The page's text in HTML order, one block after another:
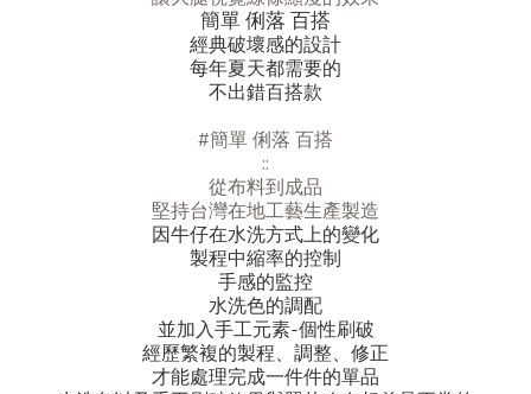
簡單 俐落 百搭
經典破壞感的設計
每年夏天都需要的
不出錯百搭款
#簡單 俐落 百搭
::
從布料到成品
堅持台灣在地工藝生產製造
因牛仔在水洗方式上的變化
製程中縮率的控制
手感的監控
水洗色的調配
並加入手工元素-個性刷破
經歷繁複的製程、調整、修正
才能處理完成一件件的單品